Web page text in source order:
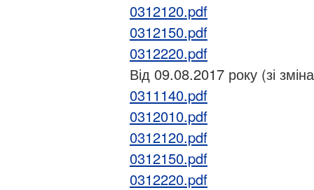
0312120.pdf
0312150.pdf
0312220.pdf
Від 09.08.2017 року (зі
0311140.pdf
0312010.pdf
0312120.pdf
0312150.pdf
0312220.pdf